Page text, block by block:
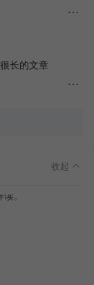
长的文章
收起
。